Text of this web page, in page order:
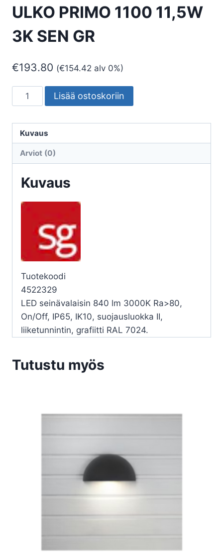
ULKO PRIMO 1100 11,5W
3K SEN GR
€193.80 (€154.42 alv 0%)
SEINÄ/KATTOVALAISIN
ULKO
1100
11,5W
GR
määrä
Lisää ostoskoriin
Kuvaus
Arviot (0)
Kuvaus
Tuotekoodi
4522329
LED seinävalaisin 840 lm 3000K Ra>80,
On/Off, IP65, IK10, suojausluokka II,
liiketunnintin, grafiitti RAL 7024.
Tutustu myös